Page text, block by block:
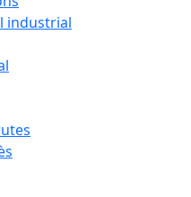
industrial